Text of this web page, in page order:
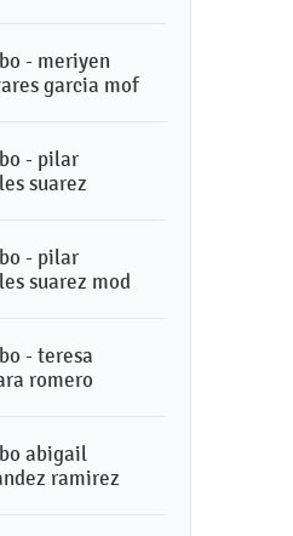
- meriyen
garcia mof
- pilar
suarez
- pilar
suarez mod
- teresa
romero
abigail
ramirez